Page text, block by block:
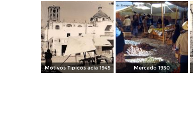
Motivos Tipicos acia 1945 Mercado 1950